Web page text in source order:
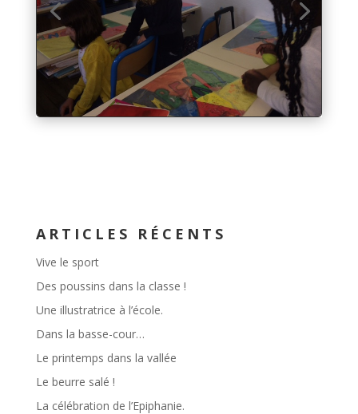
ARTICLES RÉCENTS
Vive le sport
Des poussins dans la classe !
Une illustratrice à l’école.
Dans la basse-cour…
Le printemps dans la vallée
Le beurre salé !
La célébration de l’Epiphanie.